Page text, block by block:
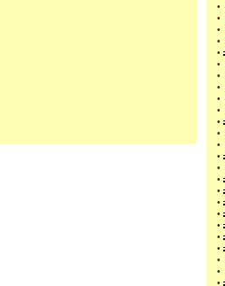
•
•
•
•
•
•
•
•
•
•
•
•
•
•
•
•
•
•
•
•
•
•
•
•
•